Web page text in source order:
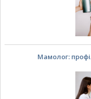
Мамолог: